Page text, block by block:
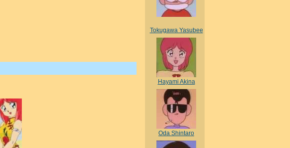
Tokugawa Yasubee
Hayami Akina
Oda Shintaro